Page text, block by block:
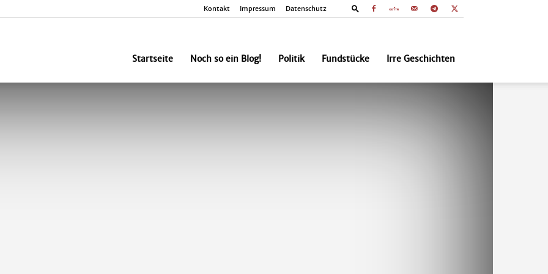
Kontakt Impressum Datenschutz
Startseite Noch so ein Blog! Politik Fundstücke Irre Geschichten